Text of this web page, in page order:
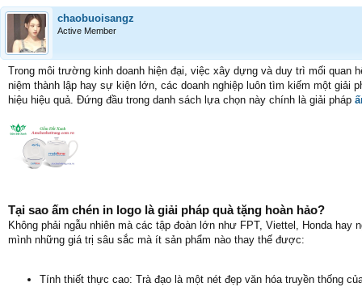
chaobuoisangz
Active Member
Trong môi trường kinh doanh hiện đại, việc xây dựng và duy trì mối quan
niệm thành lập hay sự kiện lớn, các doanh nghiệp luôn tìm kiếm một giải
hiệu hiệu quả. Đứng đầu trong danh sách lựa chọn này chính là giải pháp
Tại sao ấm chén in logo là giải pháp quà tặng hoàn hảo?
Không phải ngẫu nhiên mà các tập đoàn lớn như FPT, Viettel, Honda
mình những giá trị sâu sắc mà ít sản phẩm nào thay thế được:
Tính thiết thực cao: Trà đạo là một nét đẹp văn hóa truyền thống